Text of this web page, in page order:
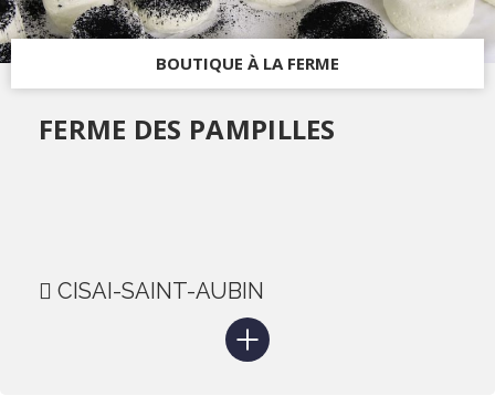
BOUTIQUE À LA FERME
FERME DES PAMPILLES
CISAI-SAINT-AUBIN